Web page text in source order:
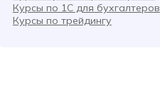
Курсы по 1С для бухгалтеров
Курсы по трейдингу